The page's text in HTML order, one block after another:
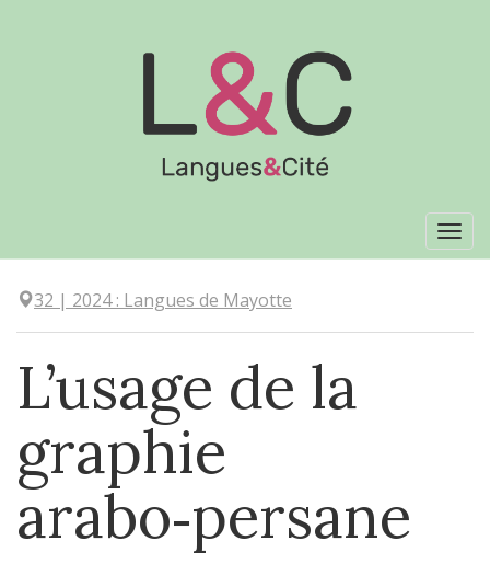
32 | 2024: Langues de Mayotte
L’usage de la
graphie
arabo‑persane